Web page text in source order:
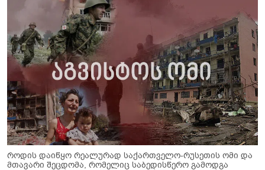
როდის დაიწყო რეალურად საქართველო-რუსეთის ომი და
მთავარი შეცდომა, რომელიც საბედისწერო გამოდგა